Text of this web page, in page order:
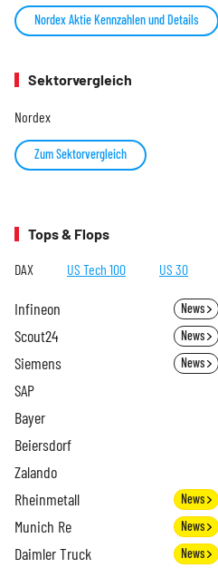
Nordex Aktie Kennzahlen und Details
Sektorvergleich
Nordex
Zum Sektorvergleich
Tops & Flops
DAX US Tech 100 US 30
Infineon News
Scout24 News
Siemens News
SAP
Bayer
Beiersdorf
Zalando
Rheinmetall News
Munich Re News
Daimler Truck News